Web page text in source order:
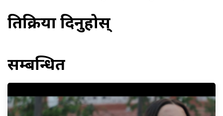
प्रतिक्रिया दिनुहोस्
सम्बन्धित